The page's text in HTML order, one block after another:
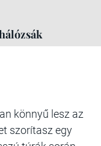
könnyű lesz az
szorítasz egy